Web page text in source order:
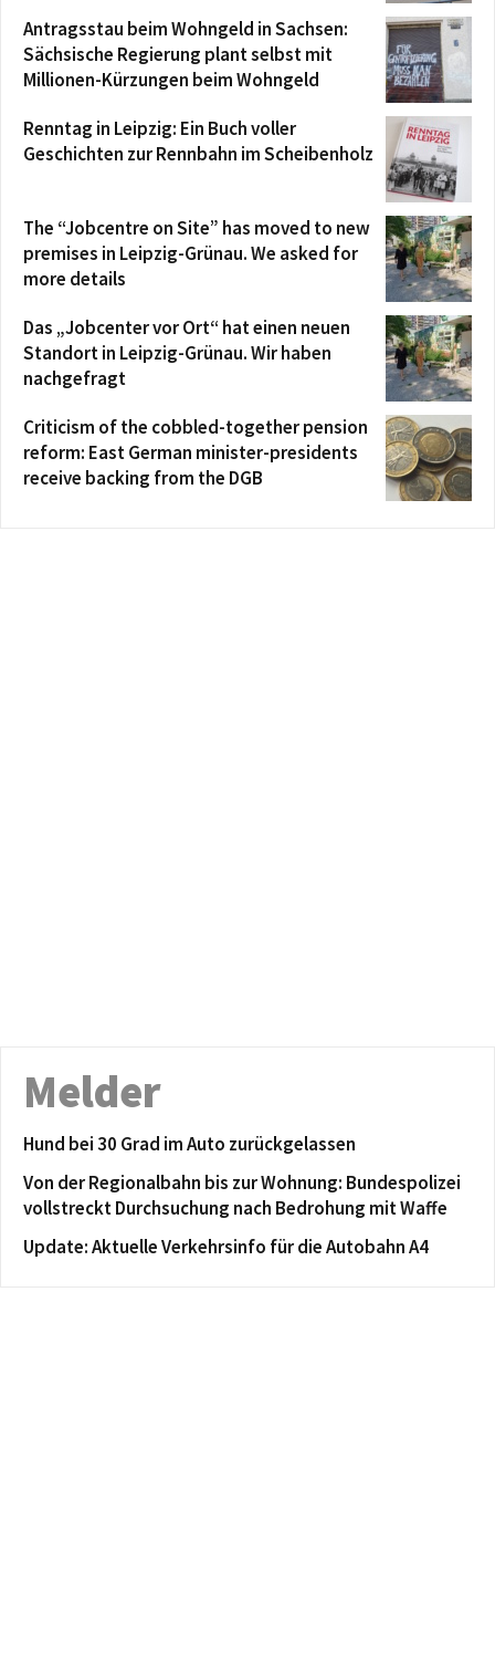
Antragsstau beim Wohngeld in Sachsen:
Sächsische Regierung plant selbst mit
Millionen-Kürzungen beim Wohngeld
Renntag in Leipzig: Ein Buch voller
Geschichten zur Rennbahn im Scheibenholz
The “Jobcentre on Site” has moved to new
premises in Leipzig-Grünau. We asked for
more details
Das „Jobcenter vor Ort“ hat einen neuen
Standort in Leipzig-Grünau. Wir haben
nachgefragt
Criticism of the cobbled-together pension
reform: East German minister-presidents
receive backing from the DGB
Melder
Hund bei 30 Grad im Auto zurückgelassen
Von der Regionalbahn bis zur Wohnung: Bundespolizei
vollstreckt Durchsuchung nach Bedrohung mit Waffe
Update: Aktuelle Verkehrsinfo für die Autobahn A4